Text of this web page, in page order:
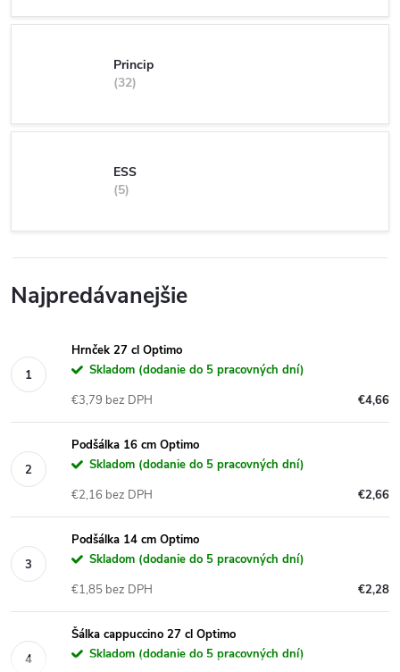
Princip
32
ESS
5
Najpredávanejšie
Hrnček 27 cl Optimo
Skladom (dodanie do 5 pracovných dní)
€4,66
€3,79 bez DPH
Podšálka 16 cm Optimo
Skladom (dodanie do 5 pracovných dní)
€2,66
€2,16 bez DPH
Podšálka 14 cm Optimo
Skladom (dodanie do 5 pracovných dní)
€2,28
€1,85 bez DPH
Šálka cappuccino 27 cl Optimo
Skladom (dodanie do 5 pracovných dní)